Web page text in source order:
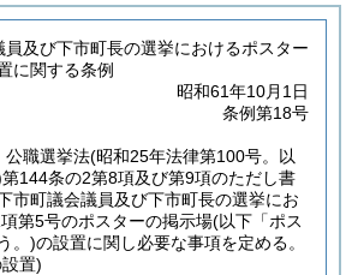
員及び下市町長の選挙におけるポスター
に関する条例
昭和61年10月1日
条例第18号
公職選挙法(昭和25年法律第100号。以
第144条の2第8項及び第9項のただし書
市町議会議員及び下市町長の選挙にお
第5号のポスターの掲示場(以下「ポス
。)の設置に関し必要な事項を定める。
置)